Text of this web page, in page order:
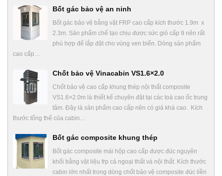
Bốt gác bảo vệ an ninh
Bốt gác bảo vệ bằng vật FRP cao cấp kích thước 1.9m x
2.3m. Sản phẩm chế tạo chịu được sức gió cấp 9 nên rất
phù hợp để lắp đặt cho vùng ven biển. Dòng sản phẩm
cao cấp…
Chốt bảo vệ Vinacabin VS1.6×2.0
Chốt bảo vệ cao cấp khung thép nội thất composite
VS1.6×2.0m là thiết kế chuyên đặt tại các toà cao ốc trung
tâm. Đây là sản phẩm cao cấp nên có giá khá cao. Kích
thước tổng thể của cabin…
Bốt gác composite khung thép
Bốt gác composite mái hộp cao cấp được đúc nguyên
khối bằng vật liệu frp cả ngoại thất và nội thất. Kích thước
cabin lớn nhất trong dòng chốt bảo vệ composite đúc liền